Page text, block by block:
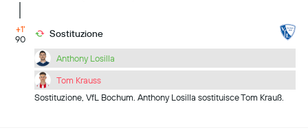
+1'
90
Sostituzione
Anthony Losilla
Tom Krauss
Sostituzione, VfL Bochum. Anthony Losilla sostituisce Tom Krauß.